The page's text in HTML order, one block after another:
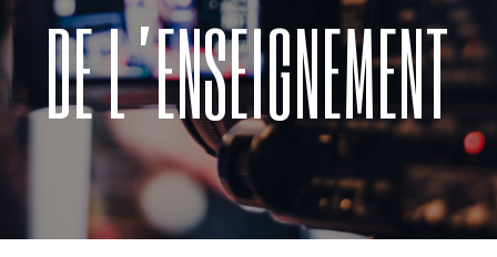
DE L’ENSEIGNEMENT